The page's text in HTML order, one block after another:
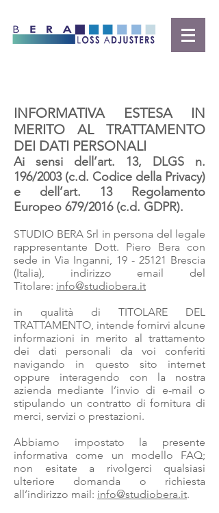
INFORMATIVA ESTESA IN
MERITO AL TRATTAMENTO
DEI DATI PERSONALI
Ai sensi dell’art. 13, DLGS n.
196/2003 (c.d. Codice della Privacy)
e dell’art. 13 Regolamento
Europeo 679/2016 (c.d. GDPR).
STUDIO BERA Srl in persona del legale
rappresentante Dott. Piero Bera con
sede in Via Inganni, 19 - 25121 Brescia
(Italia), indirizzo email del
Titolare: info@studiobera.it
in qualità di TITOLARE DEL
TRATTAMENTO, intende fornirvi alcune
informazioni in merito al trattamento
dei dati personali da voi conferiti
navigando in questo sito internet
oppure interagendo con la nostra
azienda mediante l’invio di e-mail o
stipulando un contratto di fornitura di
merci, servizi o prestazioni.
Abbiamo impostato la presente
informativa come un modello FAQ;
non esitate a rivolgerci qualsiasi
ulteriore domanda o richiesta
all’indirizzo mail: info@studiobera.it.